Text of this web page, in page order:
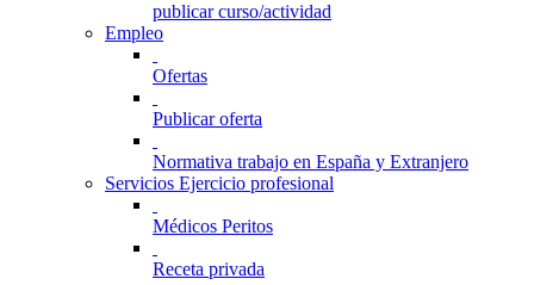
publicar curso/actividad
Empleo
Ofertas
Publicar oferta
Normativa trabajo en España y Extranjero
Servicios Ejercicio profesional
Médicos Peritos
Receta privada